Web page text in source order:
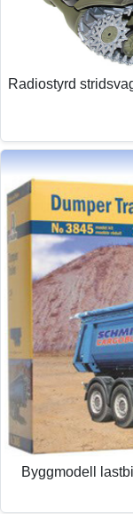
Radiostyrd
Byggmodell